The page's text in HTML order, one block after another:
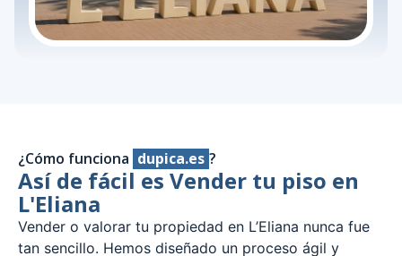
¿Cómo funciona dupica.es ?
Así de fácil es Vender tu piso en
L'Eliana
Vender o valorar tu propiedad en L’Eliana nunca fue
tan sencillo. Hemos diseñado un proceso ágil y